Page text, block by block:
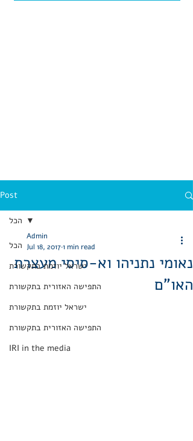
Post
הכל
ישראל יוזמת בתקשורת
התפישה האזורית בתקשורת
ישראל יוזמת בתקשורת
התפישה האזורית בתקשורת
IRI in the media
הכל
נאומי נתניהו וא-סיסי מעצרת
האו"ם
Admin
Jul 18, 20171 min read